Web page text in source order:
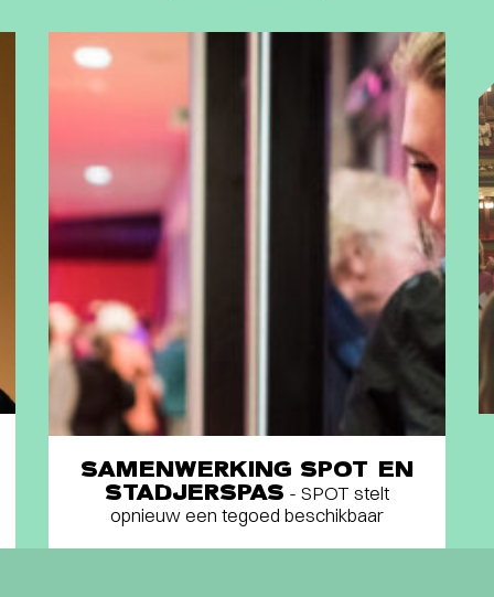
SAMENWERKING SPOT EN
STADJERSPAS - SPOT stelt
opnieuw een tegoed beschikbaar